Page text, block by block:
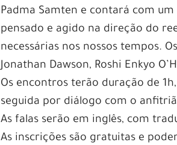
Padma Samten e contará com
pensado e agido na direção do
necessárias nos nossos tempos.
Jonathan Dawson, Roshi Enkyo
Os encontros terão duração de
seguida por diálogo com o
As falas serão em inglês, com
As inscrições são gratuitas e